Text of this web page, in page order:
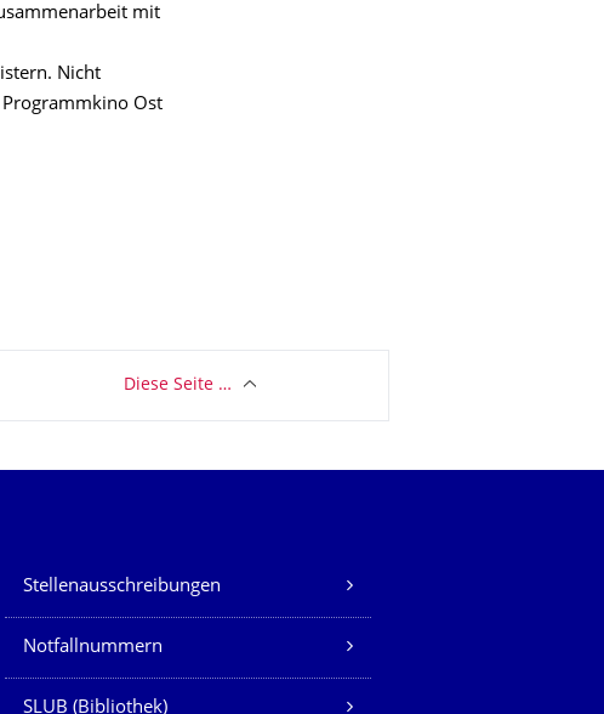
mit
Nicht
Ost
Diese Seite …
Stellenausschreibungen
Notfallnummern
SLUB (Bibliothek)